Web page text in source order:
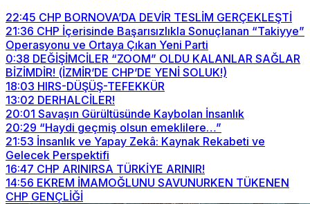
22:45 CHP BORNOVA’DA DEVİR TESLİM GERÇEKLEŞTİ
21:36 CHP İçerisinde Başarısızlıkla Sonuçlanan “Takiyye”
Operasyonu ve Ortaya Çıkan Yeni Parti
0:38 DEĞİŞİMCİLER “ZOOM” OLDU KALANLAR SAĞLAR
BİZİMDİR! (İZMİR’DE CHP’DE YENİ SOLUK!)
18:03 HIRS-DÜŞÜŞ-TEFEKKÜR
13:02 DERHALCİLER!
20:01 Savaşın Gürültüsünde Kaybolan İnsanlık
20:29 “Haydi geçmiş olsun emeklilere…”
21:53 İnsanlık ve Yapay Zekâ: Kaynak Rekabeti ve
Gelecek Perspektifi
16:47 CHP ARINIRSA TÜRKİYE ARINIR!
14:56 EKREM İMAMOĞLUNU SAVUNURKEN TÜKENEN
CHP GENÇLİĞİ